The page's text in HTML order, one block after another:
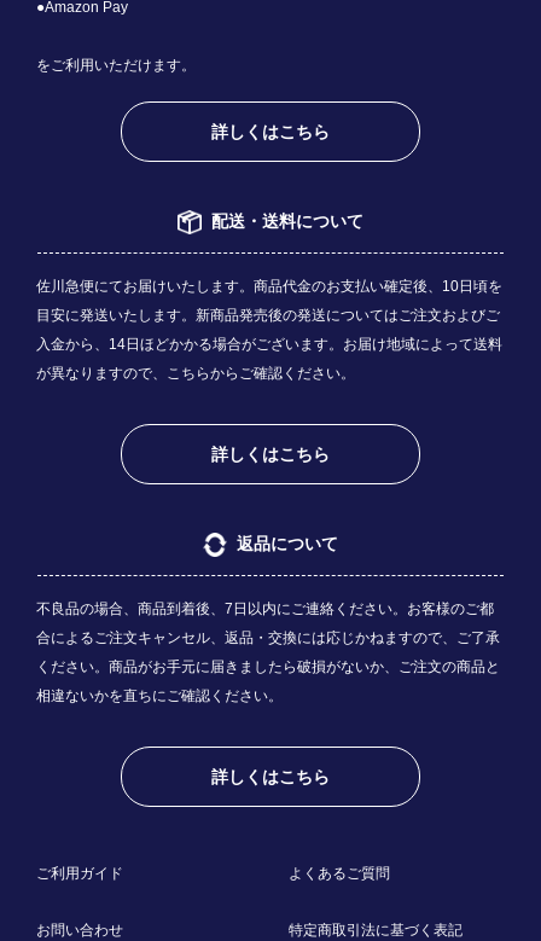
●Amazon Pay
をご利用いただけます。
詳しくはこちら
配送・送料について
佐川急便にてお届けいたします。商品代金のお支払い確定後、10日頃を
目安に発送いたします。新商品発売後の発送についてはご注文およびご
入金から、14日ほどかかる場合がございます。お届け地域によって送料
が異なりますので、 こちらからご確認ください。
詳しくはこちら
返品について
不良品の場合、商品到着後、7日以内にご連絡ください。お客様のご都
合によるご注文キャンセル、返品・交換には応じかねますので、ご了承
ください。商品がお手元に届きましたら破損がないか、ご注文の商品と
相違ないかを直ちにご確認ください。
詳しくはこちら
ご利用ガイド よくあるご質問
お問い合わせ 特定商取引法に基づく表記